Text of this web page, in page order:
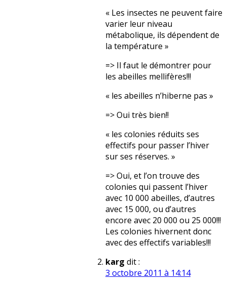
« Les insectes ne peuvent faire
varier leur niveau
métabolique, ils dépendent de
la température »
=> Il faut le démontrer pour
les abeilles mellifères!!!
« les abeilles n’hiberne pas »
=> Oui très bien!!
« les colonies réduits ses
effectifs pour passer l’hiver
sur ses réserves. »
=> Oui, et l’on trouve des
colonies qui passent l’hiver
avec 10 000 abeilles, d’autres
avec 15 000, ou d’autres
encore avec 20 000 ou 25 000!!!
Les colonies hivernent donc
avec des effectifs variables!!!
karg dit :
3 octobre 2011 à 14:14